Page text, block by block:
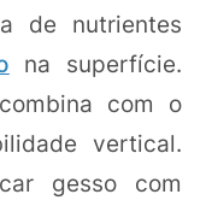
de nutrientes
na superfície.
com o
vertical.
gesso com